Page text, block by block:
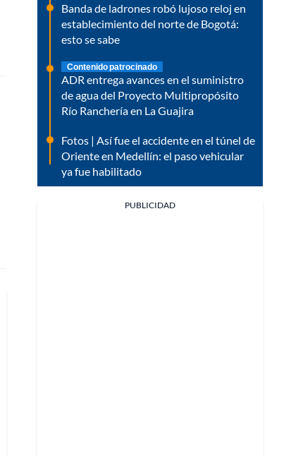
Banda de ladrones robó lujoso reloj en
establecimiento del norte de Bogotá:
esto se sabe
Contenido patrocinado
ADR entrega avances en el suministro
de agua del Proyecto Multipropósito
Río Ranchería en La Guajira
Fotos | Así fue el accidente en el túnel de
Oriente en Medellín: el paso vehicular
ya fue habilitado
PUBLICIDAD